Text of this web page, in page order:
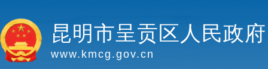
昆明市呈贡区人民政府
www.kmcg.gov.cn